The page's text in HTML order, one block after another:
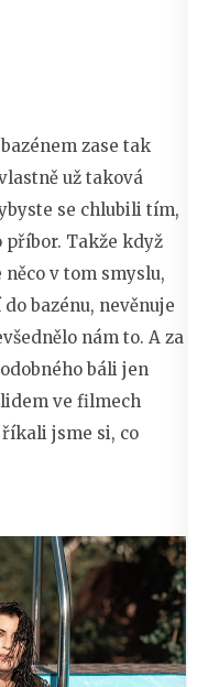
zase tak
už taková
se chlubili tím,
příbor. Takže když
v tom smyslu,
bazénu, nevěnuje
nám to. A za
báli jen
ve filmech
jsme si, co